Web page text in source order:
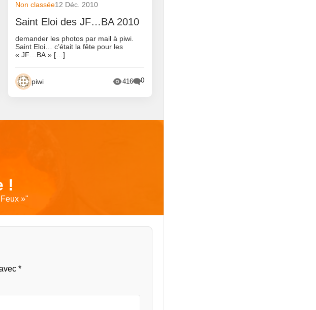
Non classée12 Déc. 2010
Saint Eloi des JF…BA 2010
demander les photos par mail à piwi.
Saint Eloi… c’était la fête pour les
« JF…BA » […]
piwi 416 0
!
»"
*